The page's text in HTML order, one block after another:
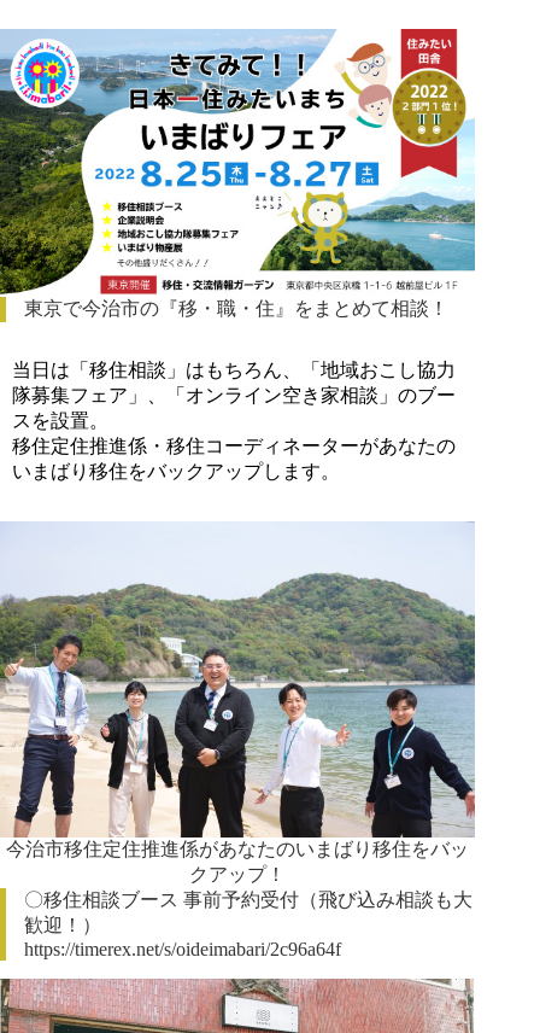
東京で今治市の『移・職・住』をまとめて相談！
当日は「移住相談」はもちろん、「地域おこし協力
隊募集フェア」、「オンライン空き家相談」のブー
スを設置。
移住定住推進係・移住コーディネーターがあなたの
いまばり移住をバックアップします。
今治市移住定住推進係があなたのいまばり移住をバッ
クアップ！
〇移住相談ブース 事前予約受付（飛び込み相談も大
歓迎！）
https://timerex.net/s/oideimabari/2c96a64f